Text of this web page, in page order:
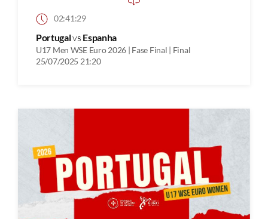
02:41:29
Portugalvs Espanha
U17 Men WSE Euro 2026 | Fase Final | Final
25/07/2025 21:20